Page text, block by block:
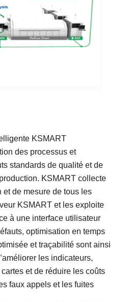
KSMART
des processus et
standards de qualité et de
KSMART collecte
et de mesure de tous les
KSMART et les exploite
à une interface utilisateur
optimisation en temps
et traçabilité sont ainsi
les indicateurs,
et de réduire les coûts
faux appels et les fuites